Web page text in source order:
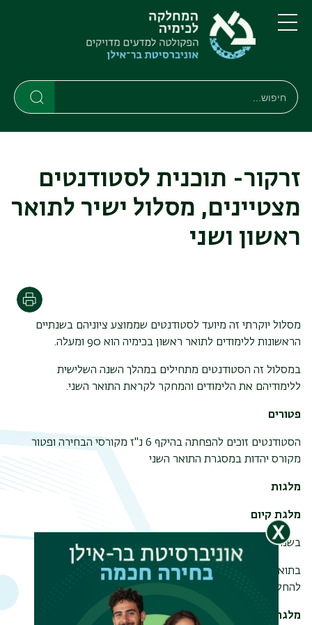
דילוג
העיקרי
דילוג
ניווט
ראשי
תפריט
חיפוש
חיפוש
זרקור- תוכנית לסטודנטים
מצטיינים, מסלול ישיר לתואר
ראשון ושני
מסלול יוקרתי זה מיועד לסטודנטים שממוצע ציוניהם בשנתיים
הראשונות ללימודים לתואר ראשון בכימיה הוא 90 ומעלה.
במסלול זה הסטודנטים מתחילים במהלך השנה השלישית
ללימודיהם את הלימודים והמחקר לקראת התואר השני.
פטורים
הסטודנטים זוכים להפחתה בהיקף 6 נ"ז מקורסי הבחירה ופטור
מקורס יהדות במסגרת התואר השני
מלגות
מלגת קיום
בשנה ג' של התואר הראשון - מלגה חודשית בסך 2000 ש"ח.
להחלטת וועדת ההוראה המחלקתית.
מלגת שכר לימוד